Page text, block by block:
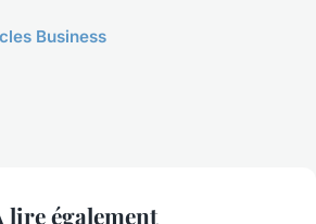
Business
lire également